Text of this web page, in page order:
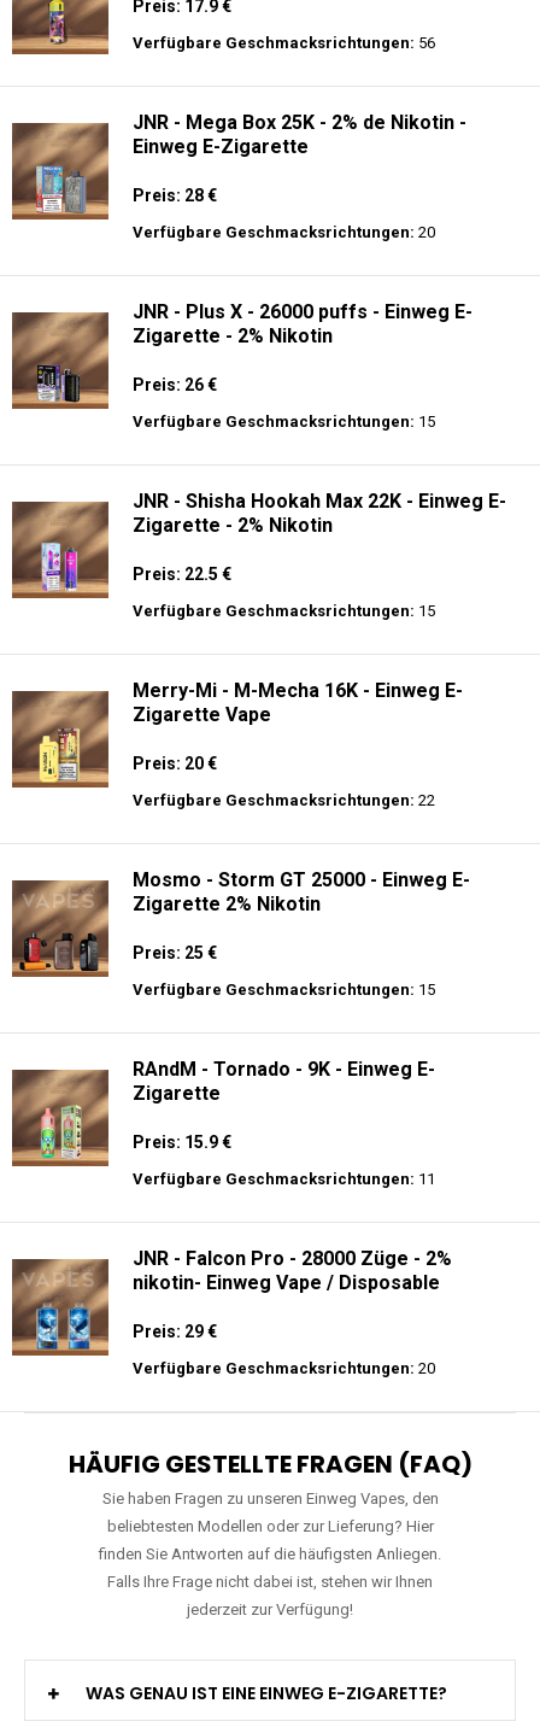
Preis: 17.9 €
Verfügbare Geschmacksrichtungen: 56
JNR - Mega Box 25K - 2% de Nikotin -
Einweg E-Zigarette
Preis: 28 €
Verfügbare Geschmacksrichtungen: 20
JNR - Plus X - 26000 puffs - Einweg E-
Zigarette - 2% Nikotin
Preis: 26 €
Verfügbare Geschmacksrichtungen: 15
JNR - Shisha Hookah Max 22K - Einweg E-
Zigarette - 2% Nikotin
Preis: 22.5 €
Verfügbare Geschmacksrichtungen: 15
Merry-Mi - M-Mecha 16K - Einweg E-
Zigarette Vape
Preis: 20 €
Verfügbare Geschmacksrichtungen: 22
Mosmo - Storm GT 25000 - Einweg E-
Zigarette 2% Nikotin
Preis: 25 €
Verfügbare Geschmacksrichtungen: 15
RAndM - Tornado - 9K - Einweg E-
Zigarette
Preis: 15.9 €
Verfügbare Geschmacksrichtungen: 11
JNR - Falcon Pro - 28000 Züge - 2%
nikotin- Einweg Vape / Disposable
Preis: 29 €
Verfügbare Geschmacksrichtungen: 20
HÄUFIG GESTELLTE FRAGEN (FAQ)
Sie haben Fragen zu unseren Einweg Vapes, den
beliebtesten Modellen oder zur Lieferung? Hier
finden Sie Antworten auf die häufigsten Anliegen.
Falls Ihre Frage nicht dabei ist, stehen wir Ihnen
jederzeit zur Verfügung!
WAS GENAU IST EINE EINWEG E-ZIGARETTE?